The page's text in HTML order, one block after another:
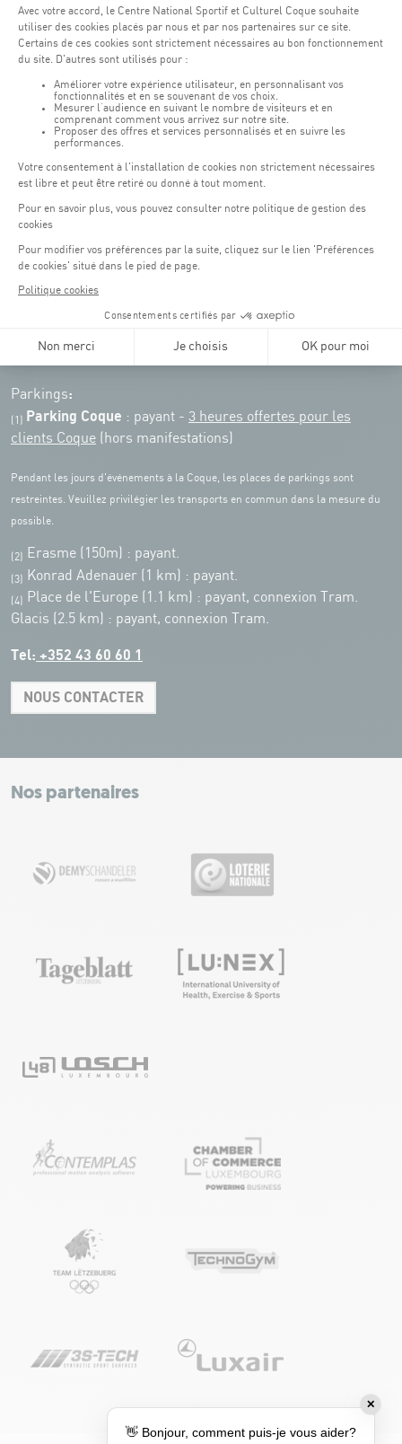
Horaires d'ouverture du batiment de la Coque :
Weekend : 07h30 - 19h00
Pensez à vous informer des horaires d'ouverture de chaque activité.
Accès :
COQUE • 2 rue Léon Hengen, Luxembourg (L-1745)
Parkings:
(1) Parking Coque : payant - 3 heures offertes pour les
clients Coque (hors manifestations)
Pendant les jours d'événements à la Coque, les places de parkings sont
restreintes. Veuillez privilégier les transports en commun dans la mesure du
possible.
(2) Erasme (150m) : payant.
(3) Konrad Adenauer (1 km) : payant.
(4)
Place de l'Europe (1.1 km) : payant, connexion Tram.
Glacis (2.5 km) : payant, connexion Tram.
Tel: +352 43 60 60 1
NOUS CONTACTER
+
−
Leaflet|Map tiles by Carto, under CC BY 3.0. Data by OpenStreetMap, under
Nos partenaires
✕
👋 Bonjour, comment puis-je vous aider?